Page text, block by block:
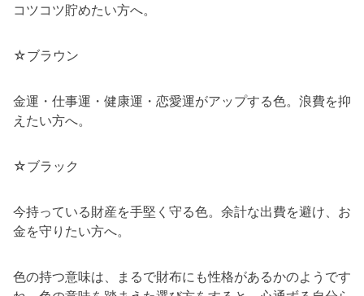
コツコツ貯めたい方へ。
☆ブラウン
金運・仕事運・健康運・恋愛運がアップする色。浪費を抑
えたい方へ。
☆ブラック
今持っている財産を手堅く守る色。余計な出費を避け、お
金を守りたい方へ。
色の持つ意味は、まるで財布にも性格があるかのようです